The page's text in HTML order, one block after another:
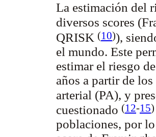
La estimación del
diversos scores
QRISK (10)),
el mundo. Este
estimar el riesgo
años a partir de
arterial (PA), y
cuestionado (12-15)
poblaciones, por